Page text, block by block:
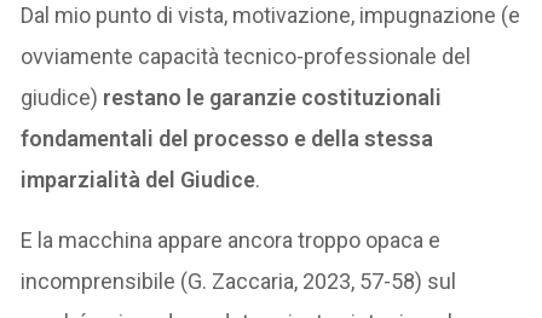
Dal mio punto di vista, motivazione, impugnazione (e
ovviamente capacità tecnico-professionale del
giudice) restano le garanzie costituzionali
fondamentali del processo e della stessa
imparzialità del Giudice.
E la macchina appare ancora troppo opaca e
incomprensibile (G. Zaccaria, 2023, 57-58) sul